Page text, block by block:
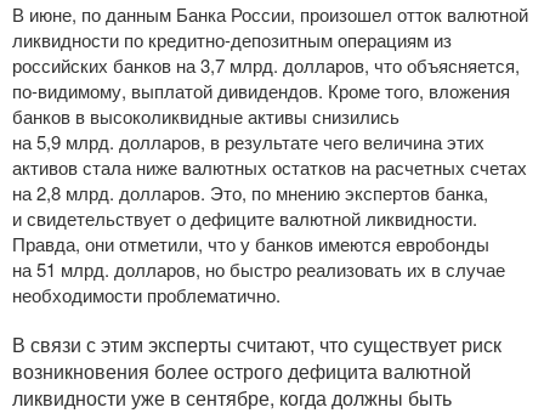
В июне, по данным Банка России, произошел отток валютной
ликвидности по кредитно-депозитнымоперациям из
российских банков на 3,7 млрд. долларов, что объясняется,
по-видимому, выплатой дивидендов. Кроме того, вложения
банков в высоколиквидные активы снизились
на 5,9 млрд. долларов, в результате чего величина этих
активов стала ниже валютных остатков на расчетных счетах
на 2,8 млрд. долларов. Это, по мнению экспертов банка,
и свидетельствует о дефиците валютной ликвидности.
Правда, они отметили, что у банков имеются евробонды
на 51 млрд. долларов, но быстро реализовать их в случае
необходимости проблематично.
В связи с этим эксперты считают, что существует риск
возникновения более острого дефицита валютной
ликвидности уже в сентябре, когда должны быть